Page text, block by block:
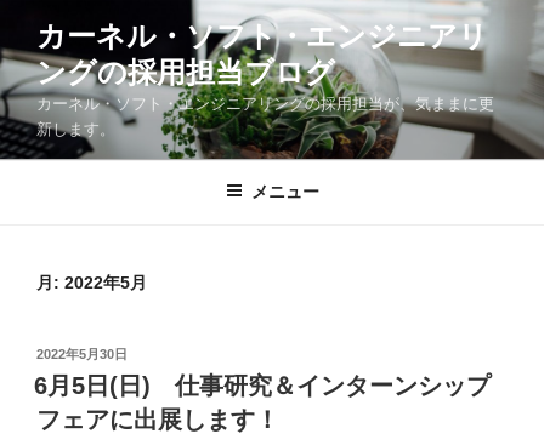
テ
ン
ツ
へ
カーネル・ソフト・エンジニアリ
ングの採用担当ブログ
カーネル・ソフト・エンジニアリングの採用担当が、気ままに更
新します。
メニュー
月: 2022年5月
投
稿
日:
2022年5月30日
6月5日(日) 仕事研究＆インターンシップ
フェアに出展します！